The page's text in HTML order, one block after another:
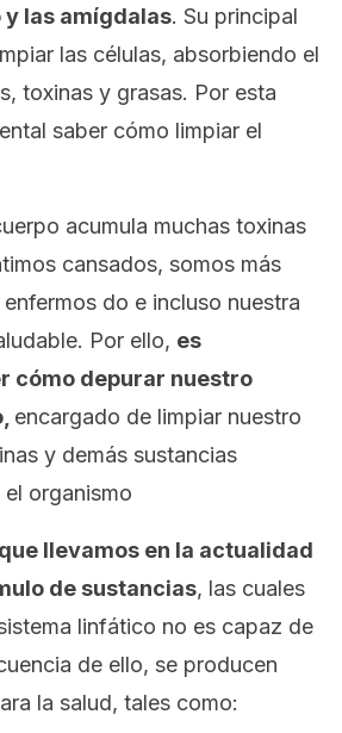
las amígdalas. Su principal
las células, absorbiendo el
toxinas y grasas. Por esta
saber cómo limpiar el
acumula muchas toxinas
cansados, somos más
do e incluso nuestra
Por ello, es
cómo depurar nuestro
encargado de limpiar nuestro
y demás sustancias
organismo
llevamos en la actualidad
de sustancias, las cuales
linfático no es capaz de
de ello, se producen
la salud, tales como: